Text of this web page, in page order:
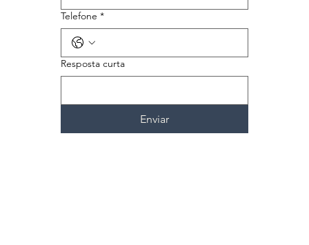
Telefone *
Resposta curta
Enviar